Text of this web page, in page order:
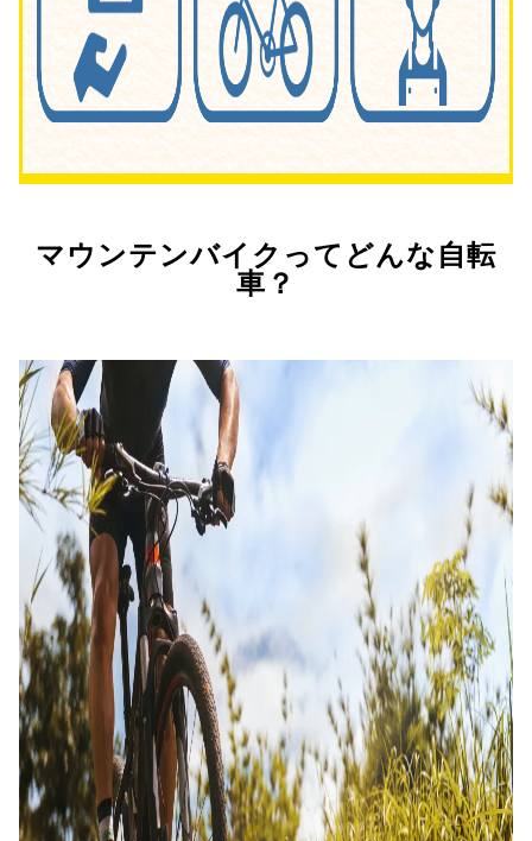
マウンテンバイクってどんな自転
車？